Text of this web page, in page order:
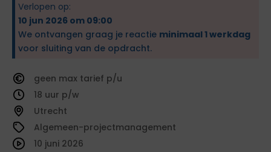
Verlopen op:
10 jun 2026 om 09:00
We ontvangen graag je reactie minimaal 1 werkdag
voor sluiting van de opdracht.
geen
tarief
18
Utrecht
Algemeen-projectmanagement
10 juni 2026